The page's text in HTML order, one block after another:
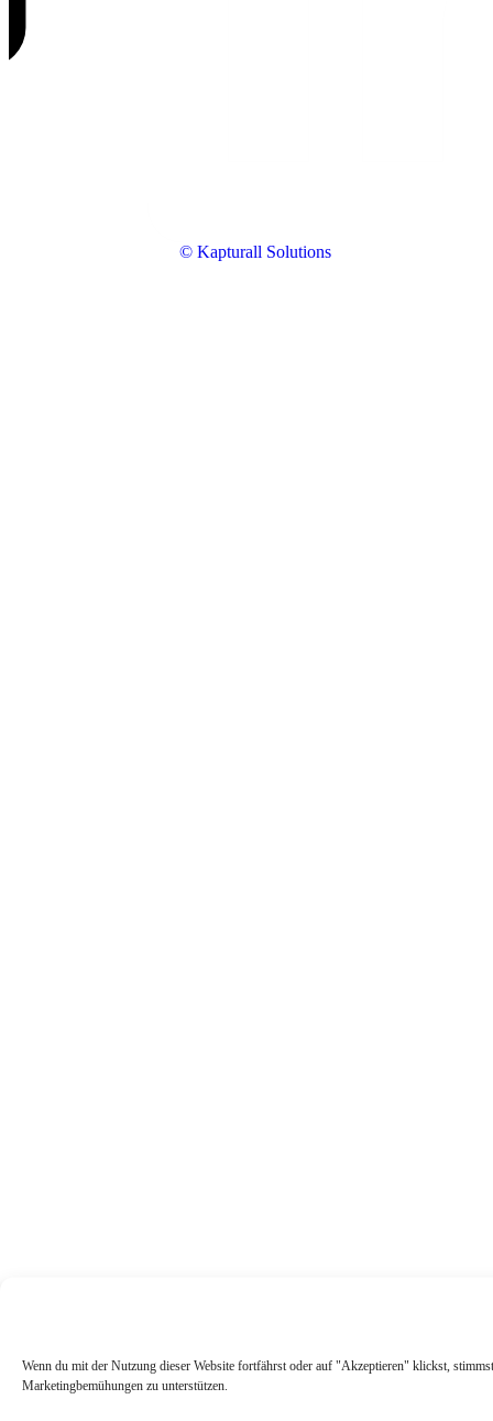
Wenn du mit der Nutzung dieser Website fortfährst oder auf "Akzeptieren" klickst,
Marketingbemühungen zu unterstützen.
© Kapturall Solutions